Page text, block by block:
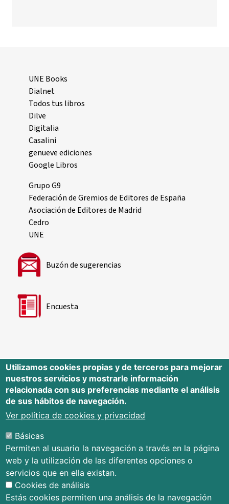
UNE Books
Dialnet
Todos tus libros
Dilve
Digitalia
Casalini
genueve ediciones
Google Libros
Grupo G9
Federación de Gremios de Editores de España
Asociación de Editores de Madrid
Cedro
UNE
Buzón de sugerencias
Encuesta
Editorial Universidad de Cantabria
Edificio Tres Torres, Torre C, planta –1
Avda. Los Castros s/n - 39005
Tfno.: 942 201 087 - 942 201 291
E-mail:publica@unican.es
Términos y condiciones
Mapa Web
Accesibilidad
Utilizamos cookies propias y de terceros para mejorar
nuestros servicios y mostrarle información
relacionada con sus preferencias mediante el análisis
de sus hábitos de navegación.
Ver política de cookies y privacidad
Básicas
Permiten al usuario la navegación a través en la página
web y la utilización de las diferentes opciones o
servicios que en ella existan.
Cookies de análisis
Estás cookies permiten una análisis de la navegación